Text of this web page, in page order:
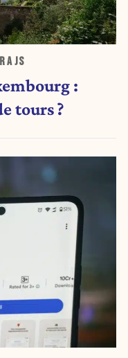
A JS
:
tours ?